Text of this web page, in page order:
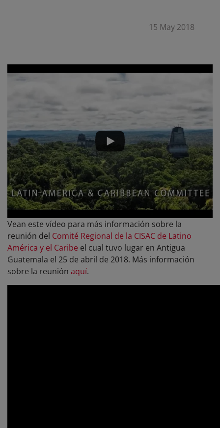
15 May 2018
Vean este vídeo para más información sobre la
reunión del Comité Regional de la CISAC de Latino
América y el Caribe el cual tuvo lugar en Antigua
Guatemala el 25 de abril de 2018. Más información
sobre la reunión aquí.